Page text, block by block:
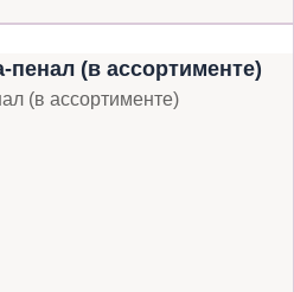
(в ассортименте)
(в ассортименте)